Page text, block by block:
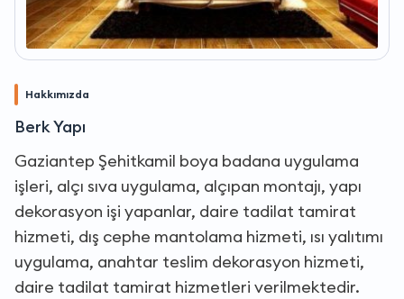
Hakkımızda
Berk Yapı
Gaziantep Şehitkamil boya badana uygulama
işleri, alçı sıva uygulama, alçıpan montajı, yapı
dekorasyon işi yapanlar, daire tadilat tamirat
hizmeti, dış cephe mantolama hizmeti, ısı yalıtımı
uygulama, anahtar teslim dekorasyon hizmeti,
daire tadilat tamirat hizmetleri verilmektedir.